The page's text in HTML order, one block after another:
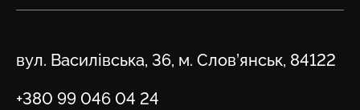
Адреса
вул. Василівська, 36, м. Слов’янськ, 84122
Телефон
+380 99 046 04 24